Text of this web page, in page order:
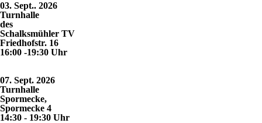
03. Sept.. 2026
Turnhalle
des
Schalksmühler TV
Friedhofstr. 16
16:00 -19:30 Uhr
07. Sept. 2026
Turnhalle
Spormecke,
Spormecke 4
14:30 - 19:30 Uhr